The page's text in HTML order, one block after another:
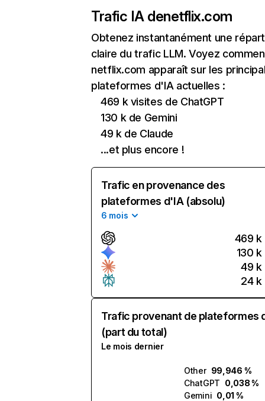
Trafic IA denetflix.com
Obtenez instantanément une
claire du trafic LLM. Voyez
netflix.com apparaît sur les
plateformes d'IA actuelles :
469 k visites de ChatGPT
130 k de Gemini
49 k de Claude
...et plus encore !
Trafic en provenance des
plateformes d'IA (absolu)
6 mois
469 k
130 k
49 k
24 k
Trafic provenant de plateformes
(part du total)
Le mois dernier
Other 99,946 %
ChatGPT 0,038 %
Gemini 0,01 %